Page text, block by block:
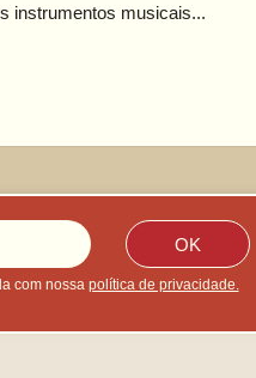
instrumentos musicais...
OK
com nossa política de privacidade.